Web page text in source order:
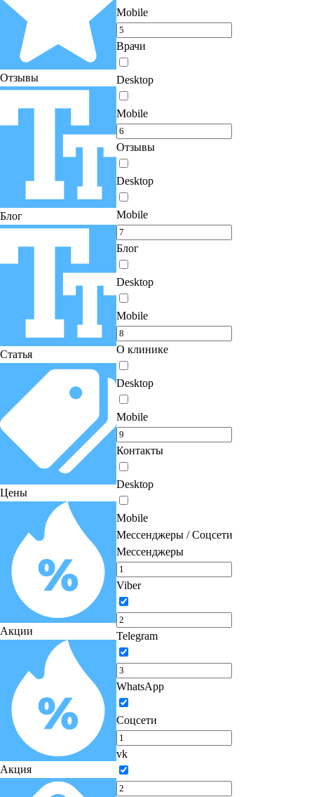
Отзывы
Блог
Статья
Цены
Акции
Акция
Mobile
Врачи
Desktop
Mobile
Отзывы
Desktop
Mobile
Блог
Desktop
Mobile
О клинике
Desktop
Mobile
Контакты
Desktop
Mobile
Мессенджеры / Соцсети
Мессенджеры
Viber
Telegram
WhatsApp
Соцсети
vk